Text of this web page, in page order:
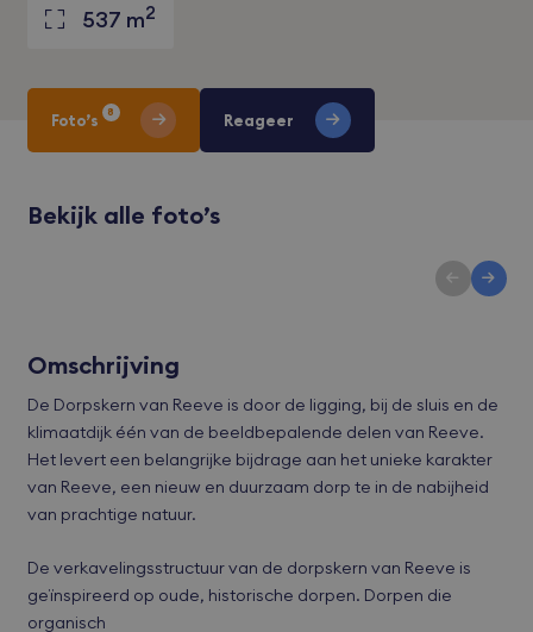
537 m2
Foto’s 8 Reageer
Bekijk alle foto’s
Omschrijving
De Dorpskern van Reeve is door de ligging, bij de sluis en de
klimaatdijk één van de beeldbepalende delen van Reeve.
Het levert een belangrijke bijdrage aan het unieke karakter
van Reeve, een nieuw en duurzaam dorp te in de nabijheid
van prachtige natuur.
De verkavelingsstructuur van de dorpskern van Reeve is
geïnspireerd op oude, historische dorpen. Dorpen die
organisch